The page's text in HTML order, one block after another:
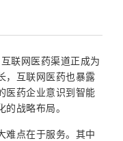
互联网医药渠道正成为
，互联网医药也暴露
医药企业意识到智能
战略布局。
难点在于服务。 其中